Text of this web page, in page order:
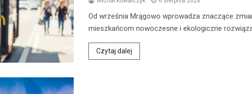
Od września Mrągowo wprowadza znaczące
mieszkańcom nowoczesne i ekologiczne
Czytaj dalej